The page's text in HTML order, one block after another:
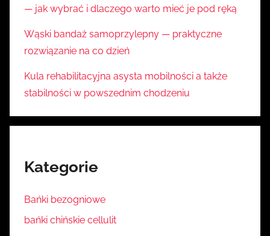
— jak wybrać i dlaczego warto mieć je pod ręką
Wąski bandaż samoprzylepny — praktyczne
rozwiązanie na co dzień
Kula rehabilitacyjna asysta mobilności a także
stabilności w powszednim chodzeniu
Kategorie
Bańki bezogniowe
bańki chińskie cellulit